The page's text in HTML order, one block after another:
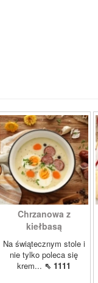
Chrzanowa z
kiełbasą
Na świątecznym stole i
nie tylko poleca się
krem... ⇖ 1111